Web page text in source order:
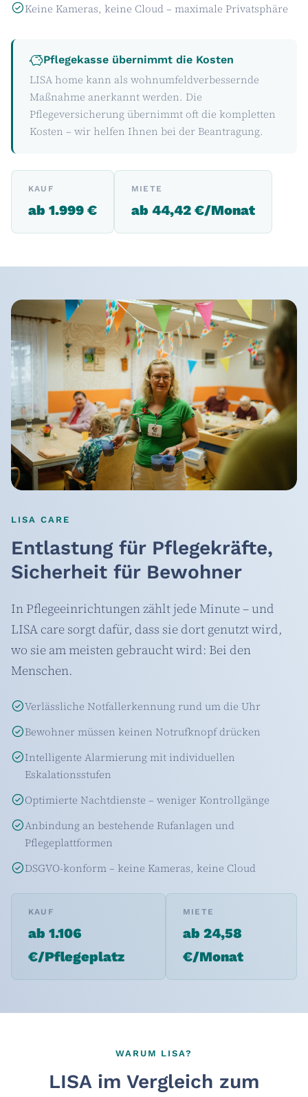
Keine Kameras, keine Cloud – maximale Privatsphäre
Pflegekasse übernimmt die Kosten
LISA home kann als wohnumfeldverbessernde
Maßnahme anerkannt werden. Die
Pflegeversicherung übernimmt oft die kompletten
Kosten – wir helfen Ihnen bei der Beantragung.
KAUF
ab 1.999 €
MIETE
ab 44,42 €/Monat
LISA CARE
Entlastung für Pflegekräfte,
Sicherheit für Bewohner
In Pflegeeinrichtungen zählt jede Minute – und
LISA care sorgt dafür, dass sie dort genutzt wird,
wo sie am meisten gebraucht wird: Bei den
Menschen.
Verlässliche Notfallerkennung rund um die Uhr
Bewohner müssen keinen Notrufknopf drücken
Intelligente Alarmierung mit individuellen
Eskalationsstufen
Optimierte Nachtdienste – weniger Kontrollgänge
Anbindung an bestehende Rufanlagen und
Pflegeplattformen
DSGVO-konform – keine Kameras, keine Cloud
KAUF
ab 1.106
€/Pflegeplatz
MIETE
ab 24,58
€/Monat
WARUM LISA?
LISA im Vergleich zum